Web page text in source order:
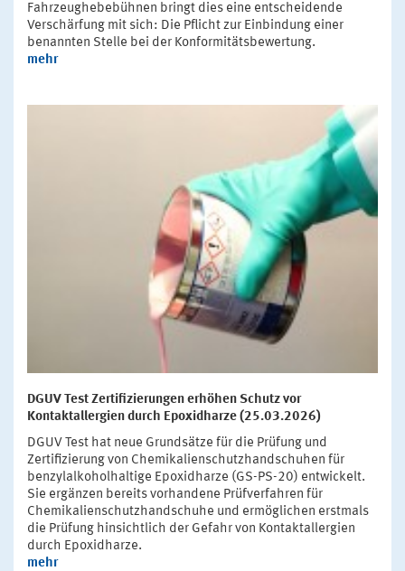
Fahrzeughebebühnen bringt dies eine entscheidende
Verschärfung mit sich: Die Pflicht zur Einbindung einer
benannten Stelle bei der Konformitätsbewertung.
mehr
DGUV Test Zertifizierungen erhöhen Schutz vor
Kontaktallergien durch Epoxidharze (25.03.2026)
DGUV Test hat neue Grundsätze für die Prüfung und
Zertifizierung von Chemikalienschutzhandschuhen für
benzylalkoholhaltige Epoxidharze (GS-PS-20) entwickelt.
Sie ergänzen bereits vorhandene Prüfverfahren für
Chemikalienschutzhandschuhe und ermöglichen erstmals
die Prüfung hinsichtlich der Gefahr von Kontaktallergien
durch Epoxidharze.
mehr